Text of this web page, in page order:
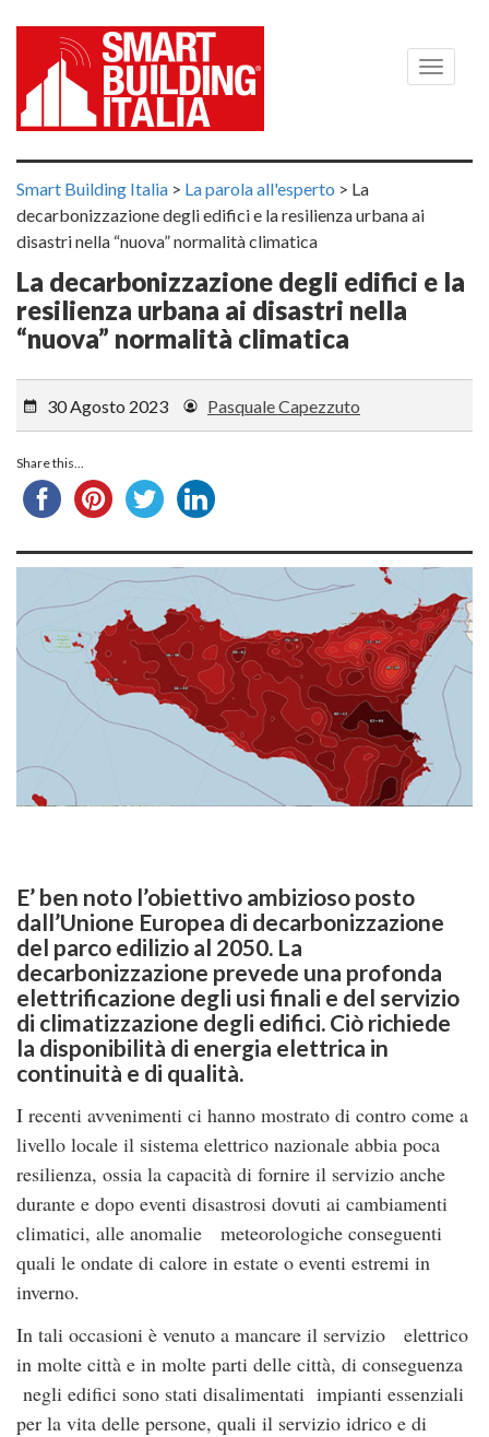
Menù
Smart Building Italia > La parola all'esperto > La
decarbonizzazione degli edifici e la resilienza urbana ai
disastri nella “nuova” normalità climatica
La decarbonizzazione degli edifici e la
resilienza urbana ai disastri nella
“nuova” normalità climatica
30 Agosto 2023 Pasquale Capezzuto
Share this...
E’ ben noto l’obiettivo ambizioso posto
dall’Unione Europea di decarbonizzazione
del parco edilizio al 2050. La
decarbonizzazione prevede una profonda
elettrificazione degli usi finali e del servizio
di climatizzazione degli edifici. Ciò richiede
la disponibilità di energia elettrica in
continuità e di qualità.
I recenti avvenimenti ci hanno mostrato di contro come a
livello locale il sistema elettrico nazionale abbia poca
resilienza, ossia la capacità di fornire il servizio anche
durante e dopo eventi disastrosi dovuti ai cambiamenti
climatici, alle anomalie meteorologiche conseguenti
quali le ondate di calore in estate o eventi estremi in
inverno.
In tali occasioni è venuto a mancare il servizio elettrico
in molte città e in molte parti delle città, di conseguenza
negli edifici sono stati disalimentati impianti essenziali
per la vita delle persone, quali il servizio idrico e di